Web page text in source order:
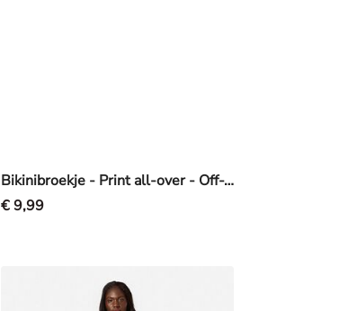
Bikinibroekje - Print all-over - Off-White
€ 9,99